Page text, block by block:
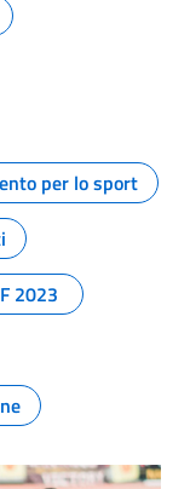
per lo sport
2023